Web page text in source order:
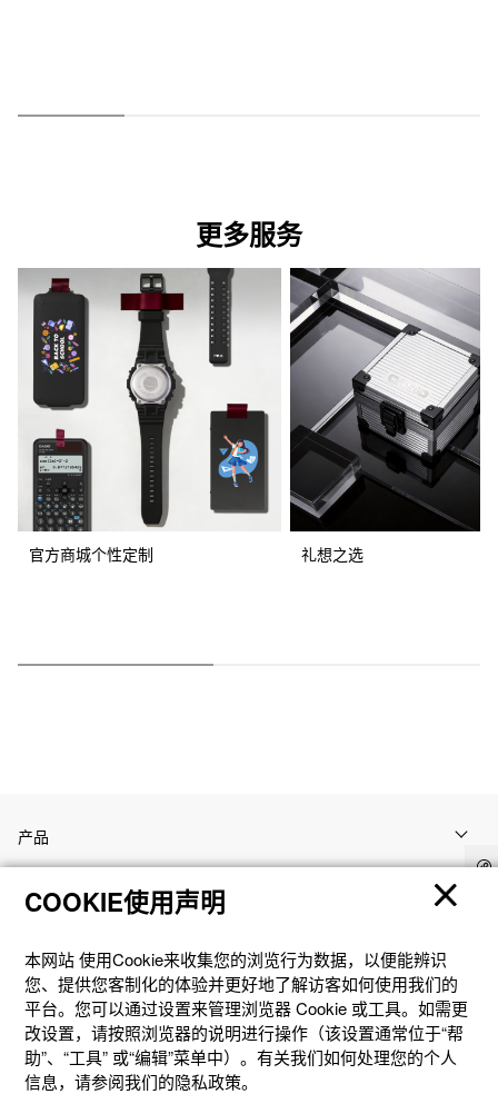
更多服务
官方商城个性定制 礼想之选
产品
客户支持
资讯
社交媒体
COOKIE使用声明
本网站 使⽤Cookie来收集您的浏览⾏为数据，以便能辨识
您、提供您客制化的体验并更好地了解访客如何使⽤我们的
平台。您可以通过设置来管理浏览器 Cookie 或⼯具。如需更
改设置，请按照浏览器的说明进⾏操作（该设置通常位于“帮
助”、“⼯具” 或“编辑”菜单中）。有关我们如何处理您的个⼈
信息，请参阅我们的隐私政策。